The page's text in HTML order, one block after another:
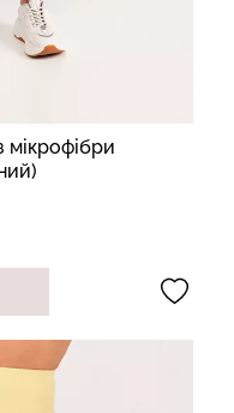
мікрофібри